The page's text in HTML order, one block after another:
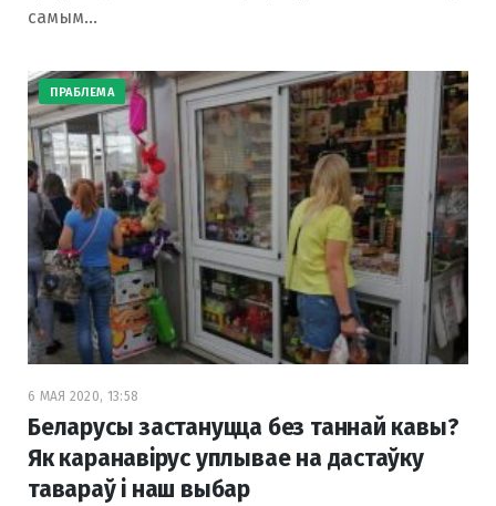
самым…
ПРАБЛЕМА
6 МАЯ 2020, 13:58
Беларусы застануцца без таннай кавы?
Як каранавірус уплывае на дастаўку
тавараў і наш выбар